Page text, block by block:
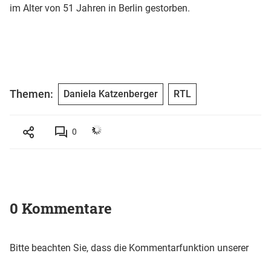
im Alter von 51 Jahren in Berlin gestorben.
Themen: Daniela Katzenberger RTL
0
0 Kommentare
Bitte beachten Sie, dass die Kommentarfunktion unserer